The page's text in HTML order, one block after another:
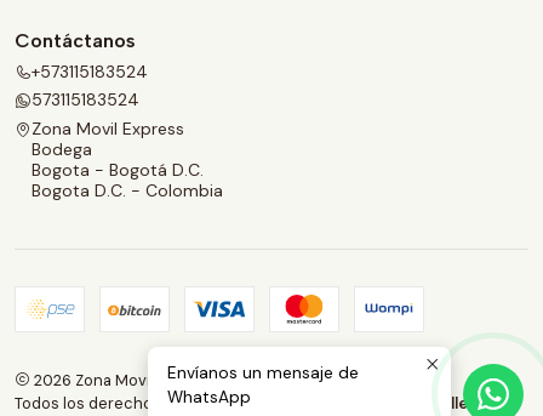
Contáctanos
+573115183524
573115183524
Zona Movil Express
Bodega
Bogota - Bogotá D.C.
Bogota D.C. - Colombia
2026 Zona Movil Express.
Todos los derechos reservados.
Desarrollado por Jumpseller
Envíanos un mensaje de
WhatsApp